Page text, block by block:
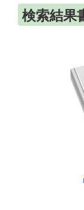
検索結果